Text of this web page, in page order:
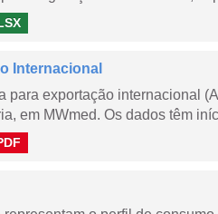
Internacional
para exportação internacional
em MWmed. Os dados têm